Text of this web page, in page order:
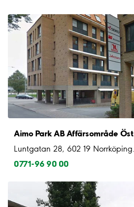
Aimo Park AB Affärsområde Öst
0771-96 90 00